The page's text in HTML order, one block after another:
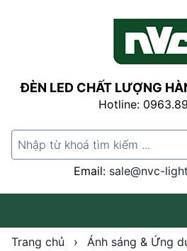
ĐÈN LED CHẤT LƯỢNG
Hotline:
Search for:
Email: sale@nvc-
Trang chủ › Ánh sáng & Ứng